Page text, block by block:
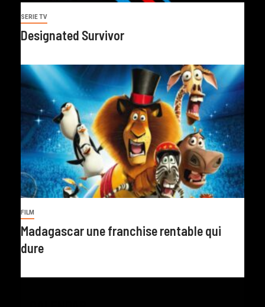
SERIE TV
Designated Survivor
FILM
Madagascar une franchise rentable qui
dure